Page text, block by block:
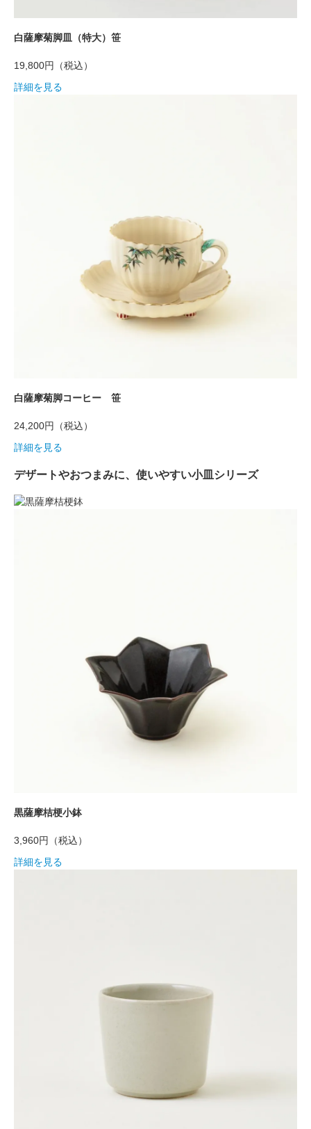
白薩摩菊脚皿（特大）笹
19,800円
（税込）
詳細を見る
白薩摩菊脚コーヒー 笹
24,200円
（税込）
詳細を見る
デザートやおつまみに、使いやすい小皿シリーズ
黒薩摩桔梗小鉢
3,960円
（税込）
詳細を見る